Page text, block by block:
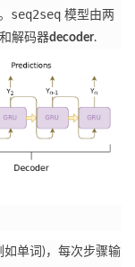
seq2seq 模型由两
和解码器decoder.
单词)，每次步骤输